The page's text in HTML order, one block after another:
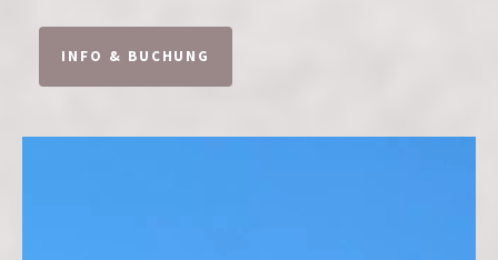
INFO & BUCHUNG